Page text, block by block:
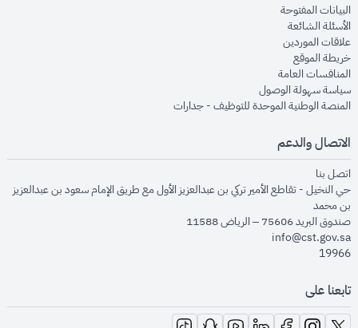
البيانات المفتوحةopens in new window
الأسئلة الشائعةopens in new window
علاقات الموردينopens in new window
خريطة الموقعopens in new window
المنافسات العامةopens in new window
سياسة سهولة الوصولopens in new window
المنصة الوطنية الموحدة للتوظيف - جداراتopens in new window
الاتصال والدعم
اتصل بنا
حي النخيل - تقاطع الأمير تركي بن عبدالعزيز الأول مع طريق الإمام سعود بن عبدالعزيز
بن محمد
صندوق البريد 75606 – الرياض 11588
info@cst.gov.sa
19966
تابعنا على